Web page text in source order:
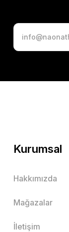
Kurumsal
Hakkımızda
Mağazalar
İletişim